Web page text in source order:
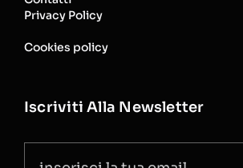
Privacy Policy
Cookies policy
Iscriviti Alla Newsletter